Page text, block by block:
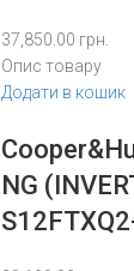
37,850.00 грн.
Опис товару
Додати в кошик
NG